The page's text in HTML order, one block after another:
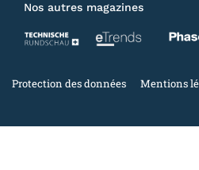
Nos autres magazines
Protection des données Mentions